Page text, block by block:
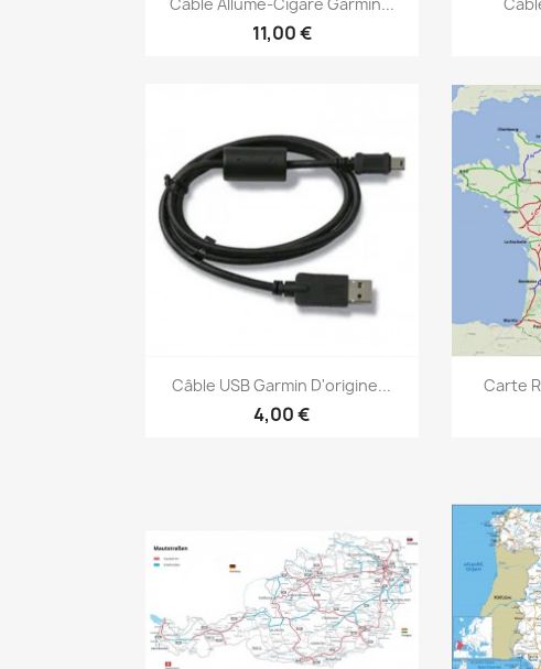
11,00 €
Aperçu rapide
Câble USB Garmin D'origine...
4,00 €

Carte